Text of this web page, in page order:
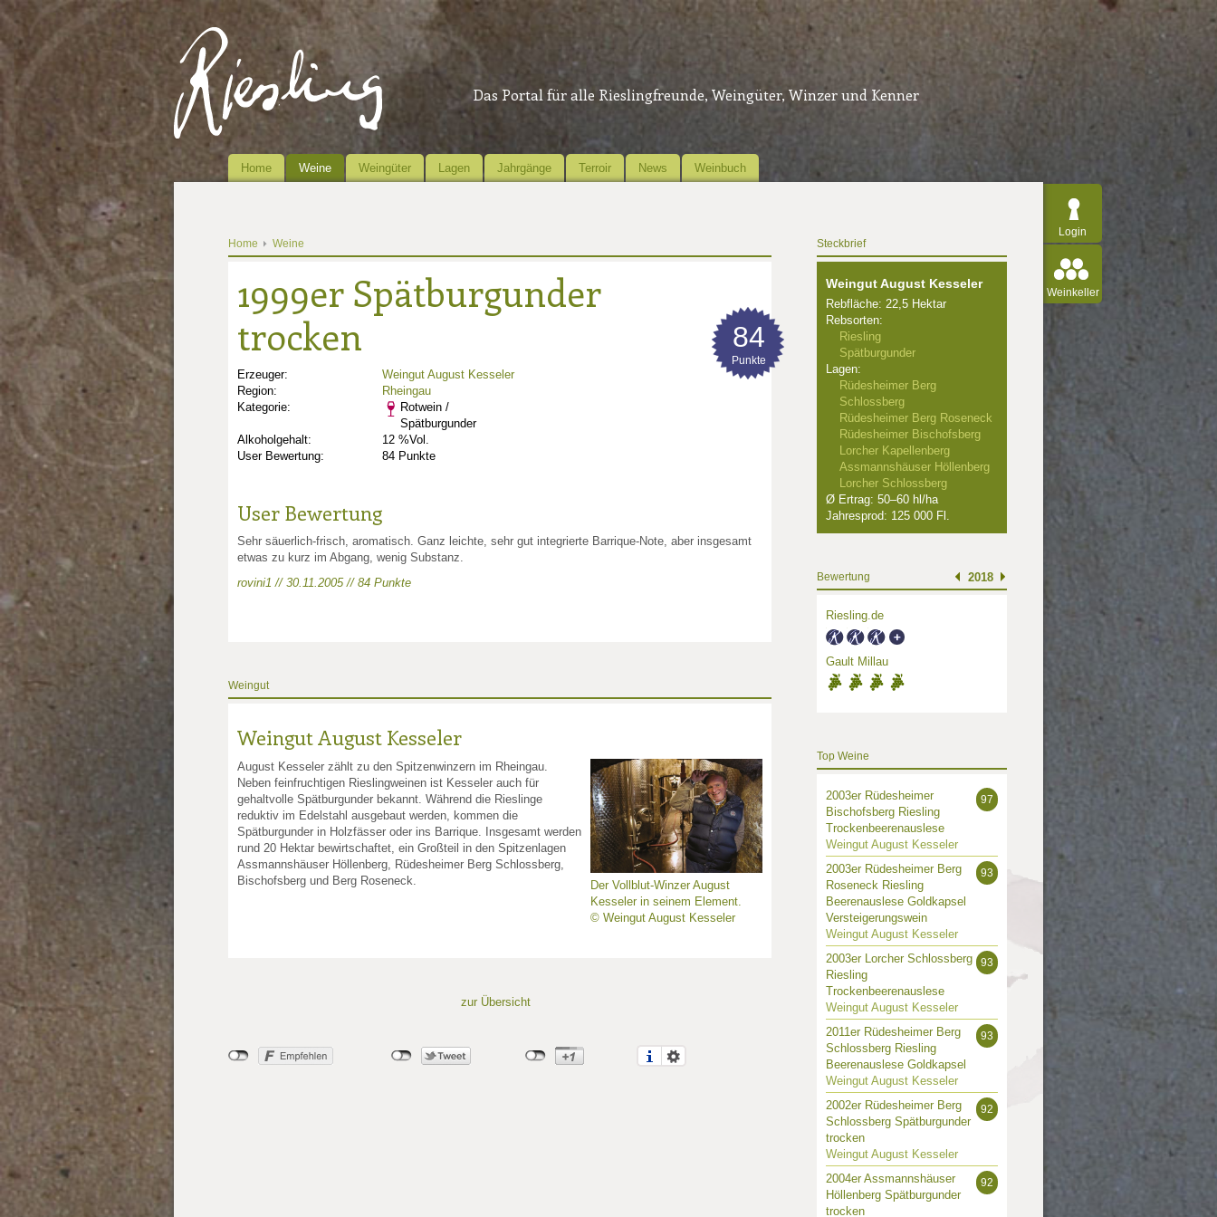
Das Portal für alle Rieslingfreunde, Weingüter, Winzer und Kenner
Home Weine Weingüter Lagen Jahrgänge Terroir News Weinbuch
Login
Weinkeller
Home Weine
1999er Spätburgunder
trocken
Erzeuger:
Weingut August Kesseler
Region:
Rheingau
Kategorie:
Rotwein /
Spätburgunder
Alkoholgehalt:
12 %Vol.
User Bewertung:
84 Punkte
84
Punkte
User Bewertung
Sehr säuerlich-frisch, aromatisch. Ganz leichte, sehr gut integrierte Barrique-Note, aber insgesamt
etwas zu kurz im Abgang, wenig Substanz.
rovini1 // 30.11.2005 // 84 Punkte
Weingut
Weingut August Kesseler
Der Vollblut-Winzer August
Kesseler in seinem Element.
© Weingut August Kesseler
August Kesseler zählt zu den Spitzenwinzern im Rheingau.
Neben feinfruchtigen Rieslingweinen ist Kesseler auch für
gehaltvolle Spätburgunder bekannt. Während die Rieslinge
reduktiv im Edelstahl ausgebaut werden, kommen die
Spätburgunder in Holzfässer oder ins Barrique. Insgesamt werden
rund 20 Hektar bewirtschaftet, ein Großteil in den Spitzenlagen
Assmannshäuser Höllenberg, Rüdesheimer Berg Schlossberg,
Bischofsberg und Berg Roseneck.
zur Übersicht
Steckbrief
Weingut August Kesseler
Rebfläche: 22,5 Hektar
Rebsorten:
Riesling
Spätburgunder
Lagen:
Rüdesheimer Berg
Schlossberg
Rüdesheimer Berg Roseneck
Rüdesheimer Bischofsberg
Lorcher Kapellenberg
Assmannshäuser Höllenberg
Lorcher Schlossberg
Ø Ertrag: 50–60 hl/ha
Jahresprod: 125 000 Fl.
Bewertung 2018
Riesling.de
3.253.25
Punkte: 3.25
Gault Millau
4
Punkte: 4
Punkte: 4
Millau Punkte: 4
Top Weine
97
2003er Rüdesheimer
Bischofsberg Riesling
Trockenbeerenauslese
Weingut August Kesseler
93
2003er Rüdesheimer Berg
Roseneck Riesling
Beerenauslese Goldkapsel
Versteigerungswein
Weingut August Kesseler
93
2003er Lorcher Schlossberg
Riesling
Trockenbeerenauslese
Weingut August Kesseler
93
2011er Rüdesheimer Berg
Schlossberg Riesling
Beerenauslese Goldkapsel
Weingut August Kesseler
92
2002er Rüdesheimer Berg
Schlossberg Spätburgunder
trocken
Weingut August Kesseler
92
2004er Assmannshäuser
Höllenberg Spätburgunder
trocken